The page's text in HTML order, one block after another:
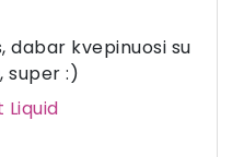
dabar kvepinuosi su
super :)